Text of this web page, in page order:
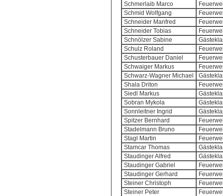
Schmerlaib Marco
Schmid Wolfgang
Schneider Manfred
Schneider Tobias
Schnölzer Sabine
Schulz Roland
Schusterbauer Daniel
Schwaiger Markus
Schwarz-Wagner Michael
Shala Driton
Siedl Markus
Sobran Mykola
Sonnleitner Ingrid
Spitzer Bernhard
Stadelmann Bruno
Stagl Martin
Stamcar Thomas
Staudinger Alfred
Staudinger Gabriel
Staudinger Gerhard
Steiner Christoph
Steiner Peter